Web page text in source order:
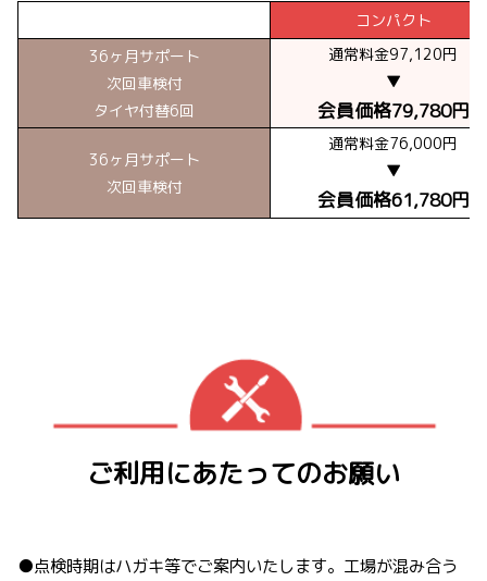
コンパクト
36ヶ月サポート
次回車検付
タイヤ付替6回
通常料金97,120円
▼
会員価格79,780円
36ヶ月サポート
次回車検付
通常料金76,000円
▼
会員価格61,780円
ご利用にあたってのお願い
●点検時期はハガキ等でご案内いたします。工場が混み合う